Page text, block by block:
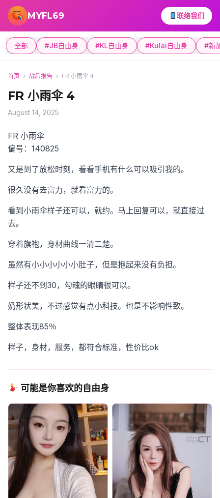
跳转到主要内容
MYFL69 联络我们
全部 #JB自由身 #KL自由身 #Kulai自由身 #新
首页 › 战后报告 › FR 小雨伞 4
FR 小雨伞 4
August 14, 2025
FR 小雨伞
偏号：140825
又是到了放松时刻，看看手机有什么可以吸引我的。
很久没有去富力，就看富力的。
看到小雨伞样子还可以，就约。马上回复可以，就直接过
去。
穿着旗袍，身材曲线一清二楚。
虽然有小小小小小小肚子，但是抱起来没有负担。
样子还不到30，勾魂的眼睛很可以。
奶形状美，不过感觉有点小科技。也是不影响性致。
整体表现85％
样子，身材，服务，都符合标准，性价比ok
可能是你喜欢的自由身